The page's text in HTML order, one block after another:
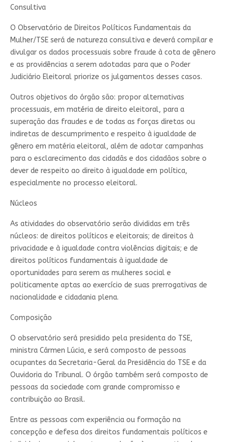
Consultiva
O Observatório de Direitos Políticos Fundamentais da
Mulher/TSE será de natureza consultiva e deverá compilar e
divulgar os dados processuais sobre fraude à cota de gênero
e as providências a serem adotadas para que o Poder
Judiciário Eleitoral priorize os julgamentos desses casos.
Outros objetivos do órgão são: propor alternativas
processuais, em matéria de direito eleitoral, para a
superação das fraudes e de todas as forças diretas ou
indiretas de descumprimento e respeito à igualdade de
gênero em matéria eleitoral, além de adotar campanhas
para o esclarecimento das cidadãs e dos cidadãos sobre o
dever de respeito ao direito à igualdade em política,
especialmente no processo eleitoral.
Núcleos
As atividades do observatório serão divididas em três
núcleos: de direitos políticos e eleitorais; de direitos à
privacidade e à igualdade contra violências digitais; e de
direitos políticos fundamentais à igualdade de
oportunidades para serem as mulheres social e
politicamente aptas ao exercício de suas prerrogativas de
nacionalidade e cidadania plena.
Composição
O observatório será presidido pela presidenta do TSE,
ministra Cármen Lúcia, e será composto de pessoas
ocupantes da Secretaria-Geral da Presidência do TSE e da
Ouvidoria do Tribunal. O órgão também será composto de
pessoas da sociedade com grande compromisso e
contribuição ao Brasil.
Entre as pessoas com experiência ou formação na
concepção e defesa dos direitos fundamentais políticos e